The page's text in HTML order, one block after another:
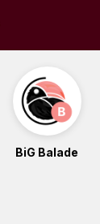
BiG Balade